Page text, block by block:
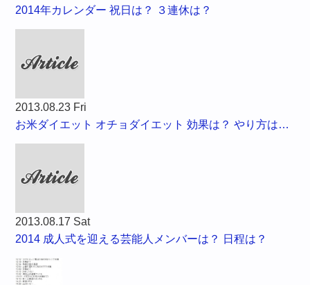
2014年カレンダー 祝日は？ ３連休は？
2013.08.23 Fri
お米ダイエット オチョダイエット 効果は？ やり方は…
2013.08.17 Sat
2014 成人式を迎える芸能人メンバーは？ 日程は？